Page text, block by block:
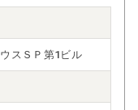
スＳＰ第1ビル